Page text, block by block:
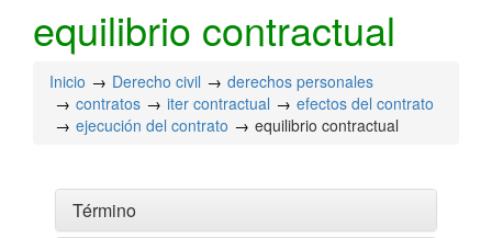
equilibrio contractual
Inicio Derecho civil
derechos personales
contratos
iter contractual
efectos del contrato
ejecución del contrato
equilibrio contractual
Término